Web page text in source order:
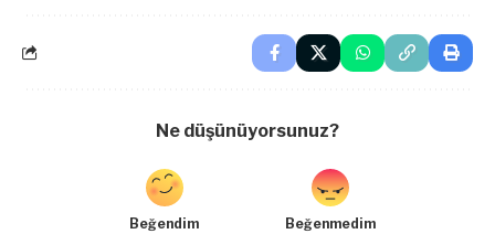
Ne düşünüyorsunuz?
Beğendim Beğenmedim